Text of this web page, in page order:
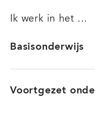
Ik werk in het ...
Basisonderwijs
Voortgezet